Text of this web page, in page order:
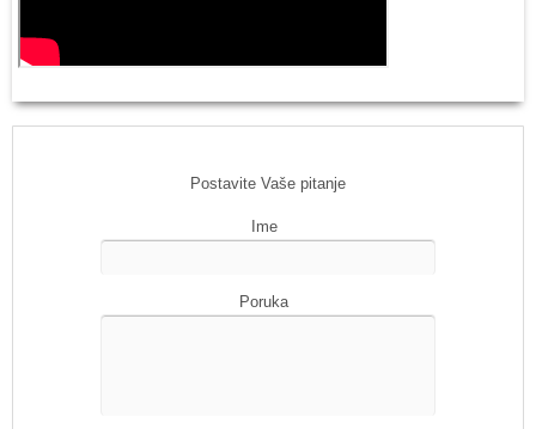
Postavite Vaše pitanje
Ime
Poruka